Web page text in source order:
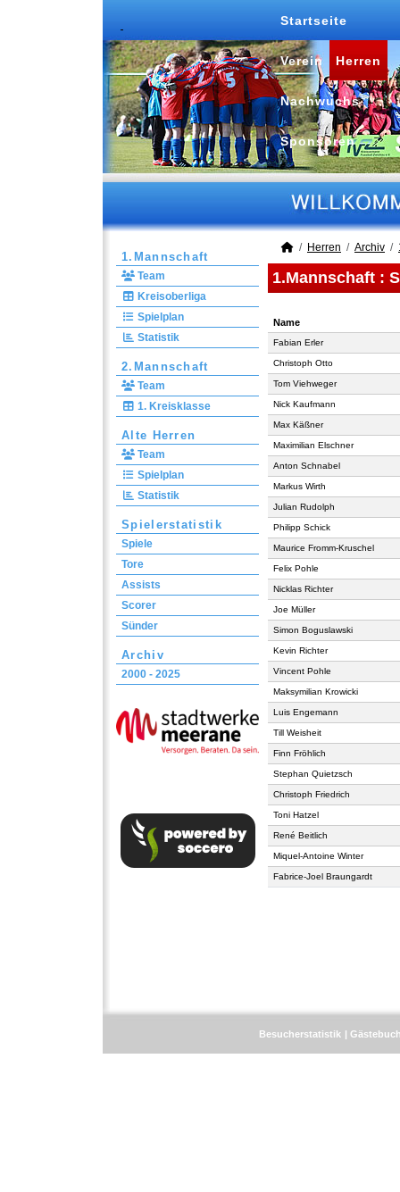
Startseite
Verein Herren
Nachwuchs
Sponsoren
1.Mannschaft
Team
Kreisoberliga
Spielplan
Statistik
2.Mannschaft
Team
1. Kreisklasse
Alte Herren
Team
Spielplan
Statistik
Spielerstatistik
Spiele
Tore
Assists
Scorer
Sünder
Archiv
2000 - 2025
Herren Archiv
1.Mannschaft :
Name
Name
Fabian Erler
Christoph Otto
Tom Viehweger
Nick Kaufmann
Max Käßner
Maximilian Elschner
Anton Schnabel
Markus Wirth
Julian Rudolph
Philipp Schick
Maurice Fromm-Kruschel
Felix Pohle
Nicklas Richter
Joe Müller
Simon Boguslawski
Kevin Richter
Vincent Pohle
Maksymilian Krowicki
Luis Engemann
Till Weisheit
Finn Fröhlich
Stephan Quietzsch
Christoph Friedrich
Toni Hatzel
René Beitlich
Miquel-Antoine Winter
Fabrice-Joel Braungardt
Besucherstatistik